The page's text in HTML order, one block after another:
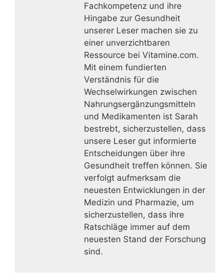
Fachkompetenz und ihre
Hingabe zur Gesundheit
unserer Leser machen sie zu
einer unverzichtbaren
Ressource bei Vitamine.com.
Mit einem fundierten
Verständnis für die
Wechselwirkungen zwischen
Nahrungsergänzungsmitteln
und Medikamenten ist Sarah
bestrebt, sicherzustellen, dass
unsere Leser gut informierte
Entscheidungen über ihre
Gesundheit treffen können. Sie
verfolgt aufmerksam die
neuesten Entwicklungen in der
Medizin und Pharmazie, um
sicherzustellen, dass ihre
Ratschläge immer auf dem
neuesten Stand der Forschung
sind.